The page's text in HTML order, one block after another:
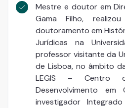
Mestre e doutor em
Gama Filho,
doutoramento em
Jurídicas na
professor visitante da
de Lisboa, no âmbito
LEGIS – Centro
Desenvolvimento em
investigador